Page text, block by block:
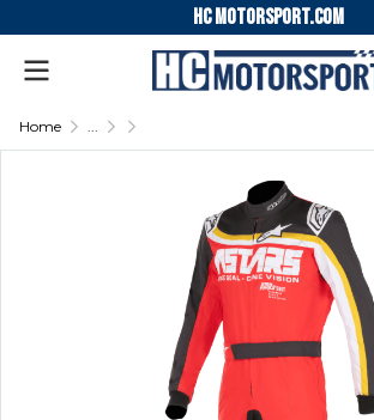
HC motorsport.COM
Home ... ALPINESTARS KARTING SUIT KMX-